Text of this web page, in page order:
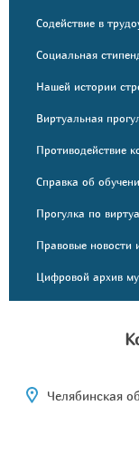
Содействие в
Социальная
Нашей истории
Виртуальная
Противодействие
Справка об
Прогулка по
Правовые новости
Цифровой архив
Челябинская